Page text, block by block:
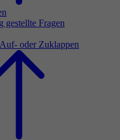
gestellte Fragen
Auf- oder Zuklappen